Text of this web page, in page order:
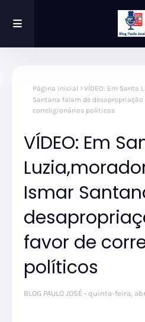
Página inicial
VÍDEO: Em Santa
Santana falam de desapropriação
correligionários políticos
VÍDEO: Em
Ismar
favor de
políticos
BLOG PAULO JOSÉ quinta-feira,